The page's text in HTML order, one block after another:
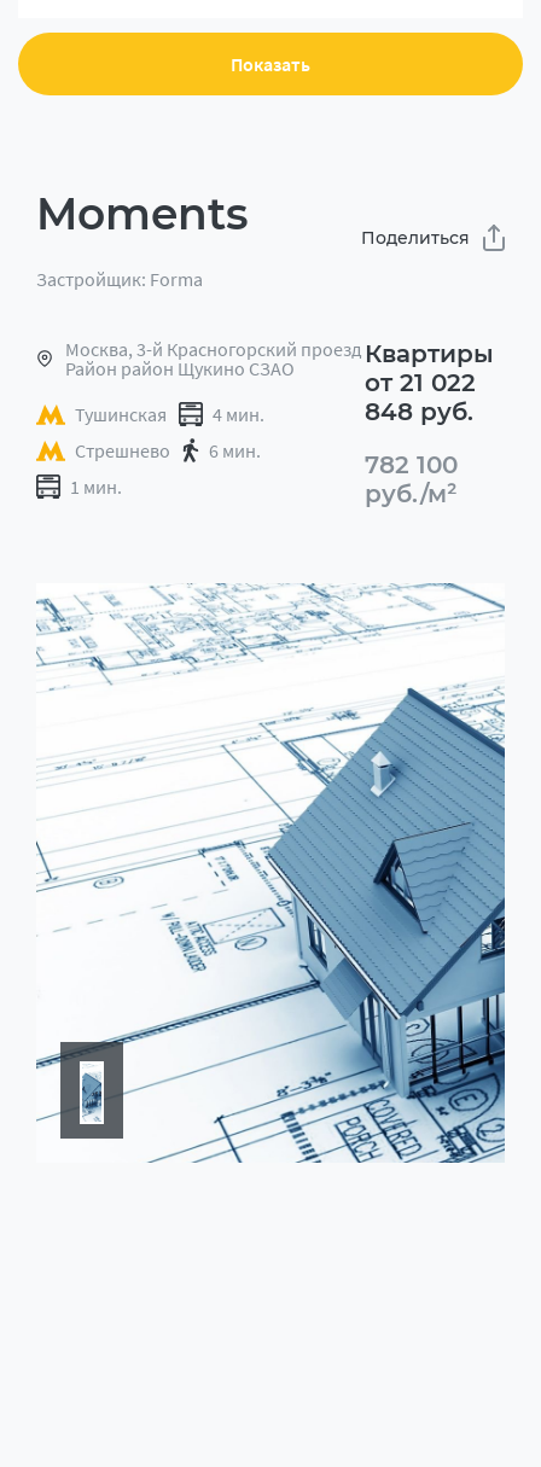
Показать
Moments
Застройщик: Forma
Поделиться
Москва, 3-й Красногорский проезд
Район район Щукино СЗАО
Тушинская
4 мин.
Стрешнево
6 мин.
1 мин.
Квартиры
от 21 022
848 руб.
782 100
руб./м²